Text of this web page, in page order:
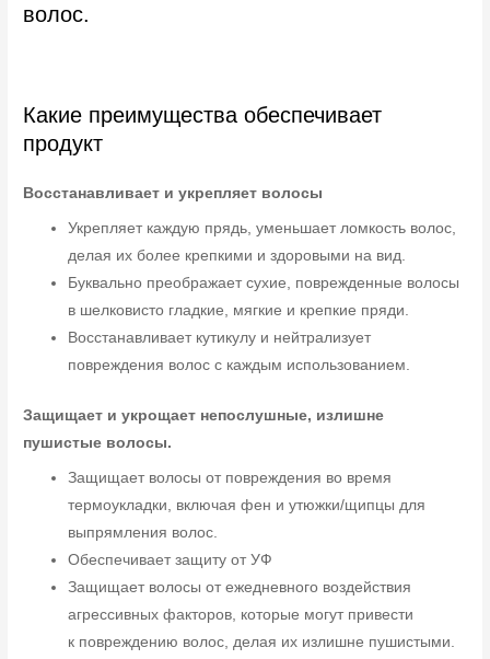
волос.
Какие преимущества обеспечивает
продукт
Восстанавливает и укрепляет волосы
Укрепляет каждую прядь, уменьшает ломкость волос,
делая их более крепкими и здоровыми на вид.
Буквально преображает сухие, поврежденные волосы
в шелковисто гладкие, мягкие и крепкие пряди.
Восстанавливает кутикулу и нейтрализует
повреждения волос с каждым использованием.
Защищает и укрощает непослушные, излишне
пушистые волосы.
Защищает волосы от повреждения во время
термоукладки, включая фен и утюжки/щипцы для
выпрямления волос.
Обеспечивает защиту от УФ
Защищает волосы от ежедневного воздействия
агрессивных факторов, которые могут привести
к повреждению волос, делая их излишне пушистыми.